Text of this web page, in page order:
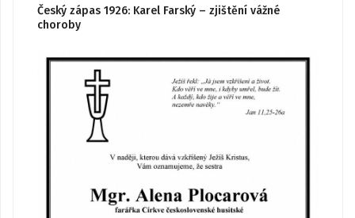
Český zápas 1926: Karel Farský – zjištění vážné
choroby